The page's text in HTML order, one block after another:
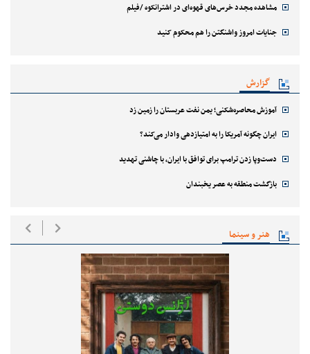
مشاهده مجدد خرس‌های قهوه‌ای در اشترانکوه /فیلم
جنایات امروز واشنگتن را هم محکوم کنید
گزارش
آموزش محاصره‌شکنی؛ یمن نفت عربستان را زمین زد
ایران چگونه آمریکا را به امتیازدهی وادار می‌کند؟
دست‌وپا زدن ترامپ برای توافق با ایران، با چاشنی تهدید
بازگشت منطقه به عصر یخبندان
هنر و سینما